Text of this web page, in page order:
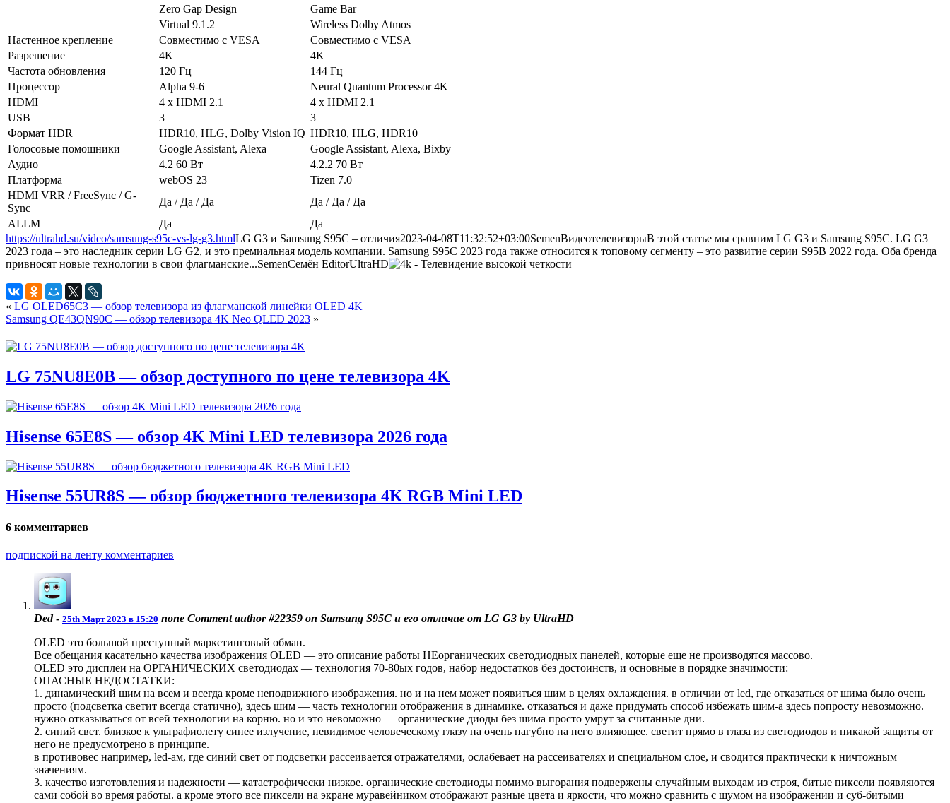
Zero Gap Design
Game Bar
Virtual 9.1.2
Wireless Dolby Atmos
Настенное крепление
Совместимо с VESA
Совместимо с VESA
Разрешение
4K
4K
Частота обновления
120 Гц
144 Гц
Процессор
Alpha 9-6
Neural Quantum Processor 4K
HDMI
4 x HDMI 2.1
4 x HDMI 2.1
USB
3
3
Формат HDR
HDR10, HLG, Dolby Vision IQ HDR10, HLG, HDR10+
Голосовые помощники
Google Assistant, Alexa
Google Assistant, Alexa, Bixby
Аудио
4.2 60 Вт
4.2.2 70 Вт
Платформа
webOS 23
Tizen 7.0
HDMI VRR / FreeSync / G-
Sync
Да / Да / Да
Да / Да / Да
ALLM
Да
Да
https://ultrahd.su/video/samsung-s95c-vs-lg-g3.htmlLG G3 и Samsung S95C – отличия2023-04-08T11:32:52+03:00SemenВидеотелевизорыВ этой статье мы сравним LG G3 и Samsung S95C. LG G3
2023 года – это наследник серии LG G2, и это премиальная модель компании. Samsung S95C 2023 года также относится к топовому сегменту – это развитие серии S95B 2022 года. Оба бренда
привносят новые технологии в свои флагманские...SemenСемён EditorUltraHD
« LG OLED65C3 — обзор телевизора из флагманской линейки OLED 4K
Samsung QE43QN90C — обзор телевизора 4K Neo QLED 2023 »
LG 75NU8E0B — обзор доступного по цене телевизора 4K
Hisense 65E8S — обзор 4K Mini LED телевизора 2026 года
Hisense 55UR8S — обзор бюджетного телевизора 4K RGB Mini LED
6 комментариев
подпиской на ленту комментариев
Ded - 25th Март 2023 в 15:20 none Comment author #22359 on Samsung S95C и его отличие от LG G3 by UltraHD
OLED это большой преступный маркетинговый обман.
Все обещания касательно качества изображения OLED — это описание работы НЕорганических светодиодных панелей, которые еще не производятся массово.
OLED это дисплеи на ОРГАНИЧЕСКИХ светодиодах — технология 70-80ых годов, набор недостатков без достоинств, и основные в порядке значимости:
ОПАСНЫЕ НЕДОСТАТКИ:
1. динамический шим на всем и всегда кроме неподвижного изображения. но и на нем может появиться шим в целях охлаждения. в отличии от led, где отказаться от шима было очень
просто (подсветка светит всегда статично), здесь шим — часть технологии отображения в динамике. отказаться и даже придумать способ избежать шим-а здесь попросту невозможно.
нужно отказываться от всей технологии на корню. но и это невоможно — органические диоды без шима просто умрут за считанные дни.
2. синий свет. близкое к ультрафиолету синее излучение, невидимое человеческому глазу на очень пагубно на него влияющее. светит прямо в глаза из светодиодов и никакой защиты от
него не предусмотрено в принципе.
в противовес например, led-ам, где синий свет от подсветки рассеивается отражателями, ослабевает на рассеивателях и специальном слое, и сводится практически к ничтожным
значениям.
3. качество изготовления и надежности — катастрофически низкое. органические светодиоды помимо выгорания подвержены случайным выходам из строя, битые пиксели появляются
сами собой во время работы. а кроме этого все пиксели на экране муравейником отображают разные цвета и яркости, что можно сравнить с шумом на изображении и суб-битыми